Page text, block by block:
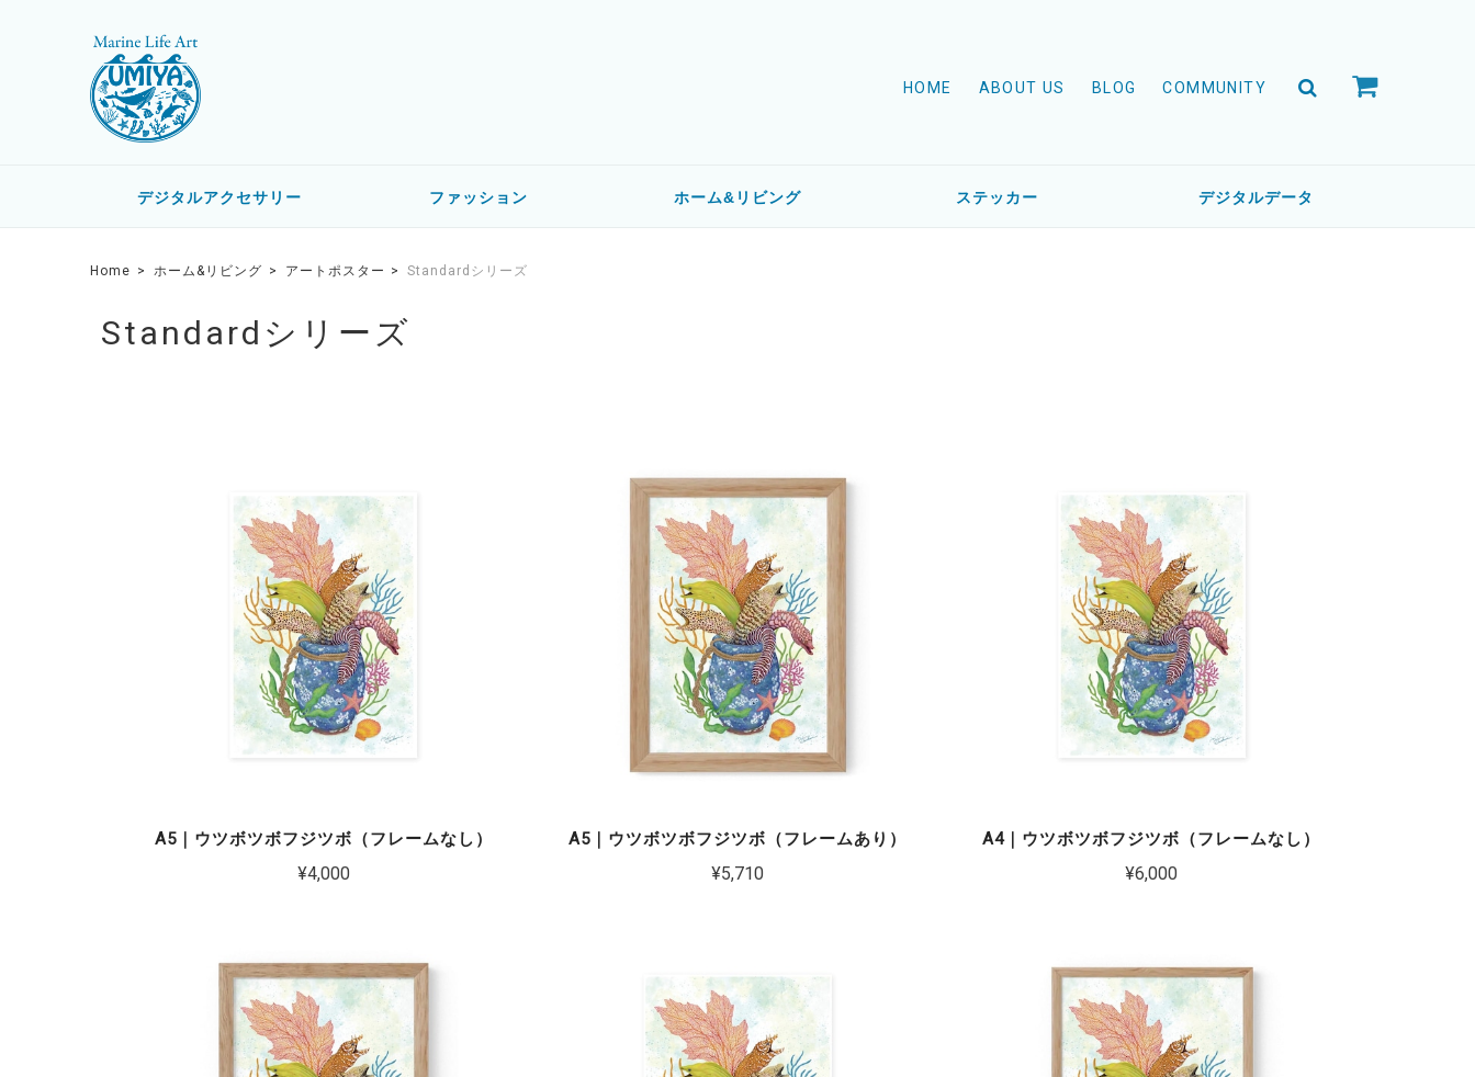
HOME ABOUT US BLOG COMMUNITY
デジタルアクセサリー ファッション ホーム&リビング ステッカー デジタルデータ
Home ホーム&リビング アートポスター Standardシリーズ
Standardシリーズ
A5｜ウツボツボフジツボ（フレームなし）
¥4,000
A5｜ウツボツボフジツボ（フレームあり）
¥5,710
A4｜ウツボツボフジツボ（フレームなし）
¥6,000